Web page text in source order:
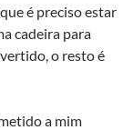
é preciso estar
cadeira para
o resto é
a mim